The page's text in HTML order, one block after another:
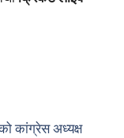
कांग्रेस अध्यक्ष